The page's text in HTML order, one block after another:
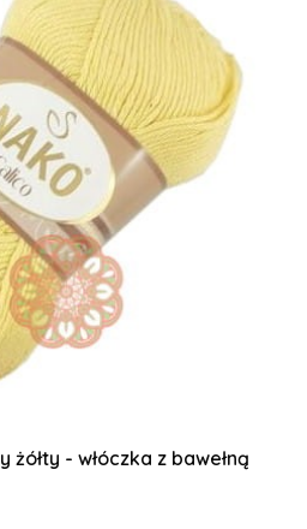
żółty - włóczka z bawełną